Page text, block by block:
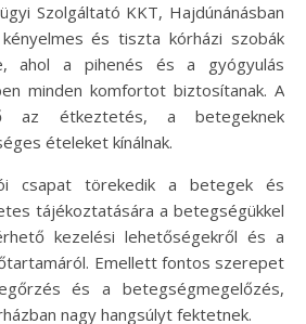
Szolgáltató KKT, Hajdúnánásban
és tiszta kórházi szobák
ahol a pihenés és a gyógyulás
minden komfortot biztosítanak. A
az étkeztetés, a betegeknek
ételeket kínálnak.
csapat törekedik a betegek és
tájékoztatására a betegségükkel
kezelési lehetőségekről és a
Emellett fontos szerepet
és a betegségmegelőzés,
nagy hangsúlyt fektetnek.